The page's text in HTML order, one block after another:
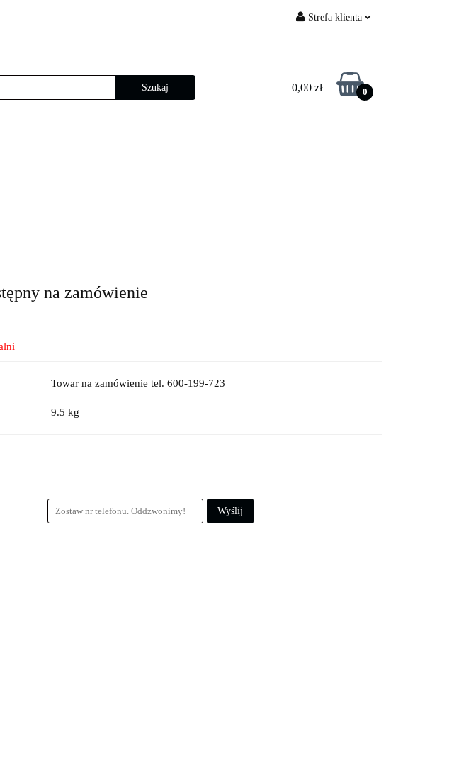
Strefa klienta
Zarejestruj się
Dodaj zgłoszenie
0,00 zł 0
na zamówienie
Towar na zamówienie tel. 600-199-723
9.5 kg
Wyślij